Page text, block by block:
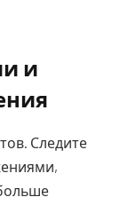
и
Следите